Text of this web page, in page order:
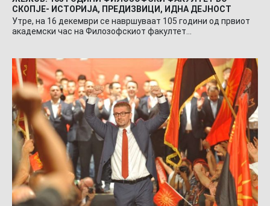
СКОПЈЕ- ИСТОРИЈА, ПРЕДИЗВИЦИ, ИДНА ДЕЈНОСТ
Утре, на 16 декември се навршуваат 105 години од првиот
академски час на Филозофскиот факултет…